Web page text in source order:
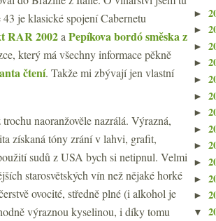
je klasické spojení Cabernetu
RAR 2002a Pepíkova bordó směska z
který má všechny informace pěkně
čtení. Takže mi zbývají jen vlastní
naoranžověle nazrálá. Výrazná,
získaná tóny zrání v lahvi, grafit,
sudů z USA bych si netipnul. Velmi
starosvětských vín než nějaké horké
ovocité, středně plné (i alkohol je
výraznou kyselinou, i díky tomu
►
►
►
►
►
►
►
►
►
►
►
►
▼